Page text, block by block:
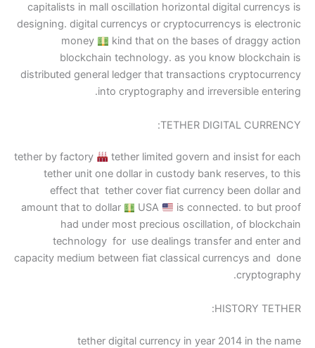
capitalists in mall
designing. digital currencys
money
kind that
blockchain
distributed general ledger
into
tether by factory
tether
tether unit one dollar in
effect that tether
amount that to dollar
USA
had under most
technology for use
capacity medium between
tether digital